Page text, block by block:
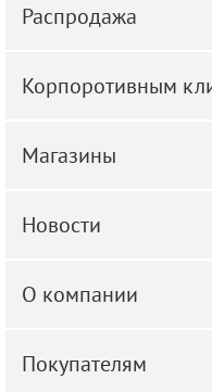
Распродажа
Корпоротивным
Магазины
Новости
О компании
Покупателям